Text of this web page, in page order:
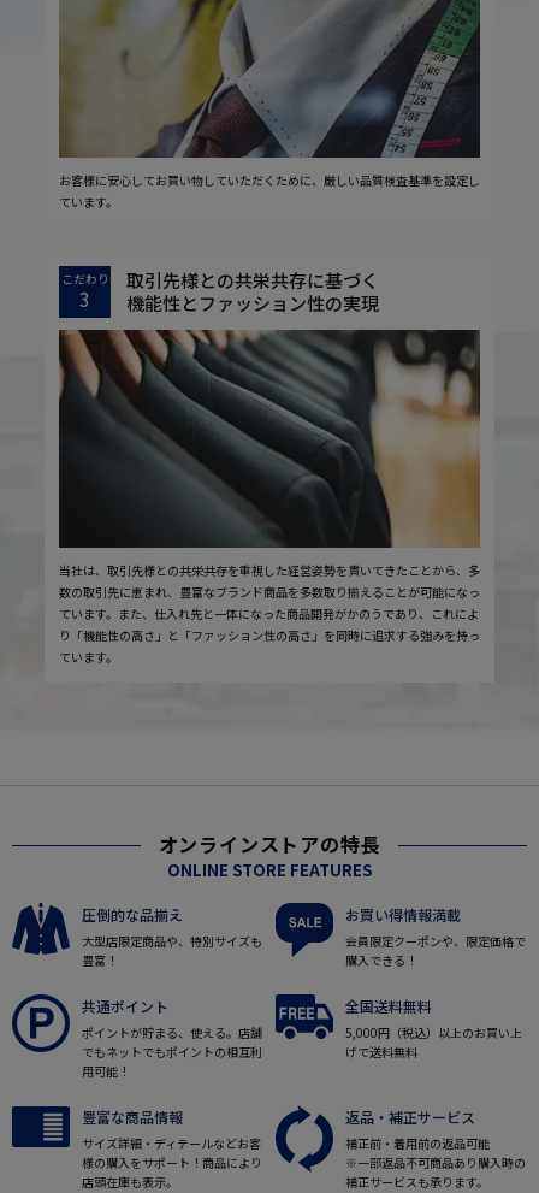
お客様に安心してお買い物していただくために、厳しい品質検査基準を設定し
ています。
こだわり
3
取引先様との共栄共存に基づく
機能性とファッション性の実現
当社は、取引先様との共栄共存を重視した経営姿勢を貫いてきたことから、多
数の取引先に恵まれ、豊富なブランド商品を多数取り揃えることが可能になっ
ています。また、仕入れ先と一体になった商品開発がかのうであり、これによ
り「機能性の高さ」と「ファッション性の高さ」を同時に追求する強みを持っ
ています。
オンラインストアの特長
ONLINE STORE FEATURES
圧倒的な品揃え
大型店限定商品や、特別サイズも
豊富！
お買い得情報満載
会員限定クーポンや、限定価格で
購入できる！
共通ポイント
ポイントが貯まる、使える。店舗
でもネットでもポイントの相互利
用可能！
全国送料無料
5,000円（税込）以上のお買い上
げで送料無料
豊富な商品情報
サイズ詳細・ディテールなどお客
様の購入をサポート！商品により
店頭在庫も表示。
返品・補正サービス
補正前・着用前の返品可能
※一部返品不可商品あり購入時の
補正サービスも承ります。